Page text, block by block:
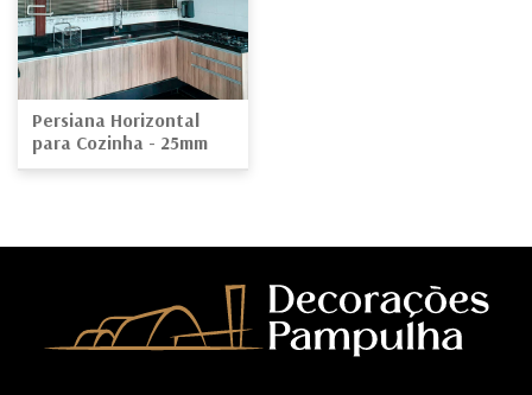
Persiana Horizontal
para Cozinha - 25mm